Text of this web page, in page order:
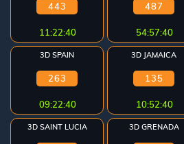
443
11:22:40
487
54:57:40
3D SPAIN
263
09:22:40
3D JAMAICA
135
10:52:40
3D SAINT LUCIA 3D GRENADA